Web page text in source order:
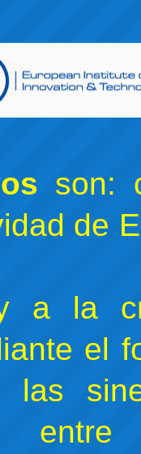
son:
de
a la
el
las
entre